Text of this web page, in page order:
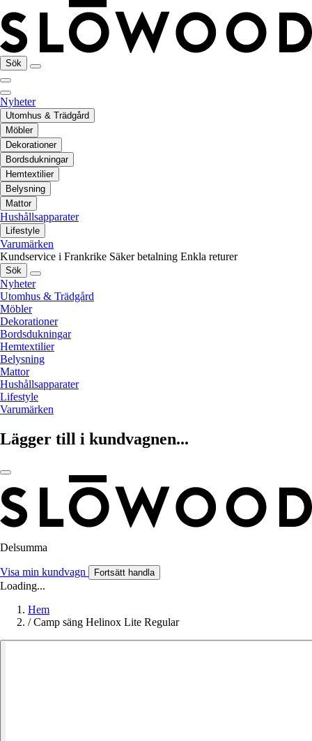
Sök
Nyheter
Utomhus & Trädgård
Möbler
Dekorationer
Bordsdukningar
Hemtextilier
Belysning
Mattor
Hushållsapparater
Lifestyle
Varumärken
Kundservice i Frankrike Säker betalning Enkla returer
Sök
Nyheter
Utomhus & Trädgård
Möbler
Dekorationer
Bordsdukningar
Hemtextilier
Belysning
Mattor
Hushållsapparater
Lifestyle
Varumärken
Lägger till i kundvagnen...
Delsumma
Visa min kundvagn Fortsätt handla
Loading...
Hem
/ Camp säng Helinox Lite Regular